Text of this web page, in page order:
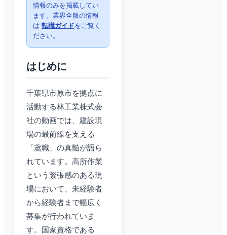
情報のみを掲載してい
ます。業界全般の情報
は 転職ガイドをご覧く
ださい。
はじめに
千葉県市原市を拠点に
活動する林工業株式会
社の動画では、建設現
場の最前線を支える
「鳶職」の真髄が語ら
れています。高所作業
という緊張感のある現
場において、未経験者
から経験者まで幅広く
募集が行われていま
す。国家資格である